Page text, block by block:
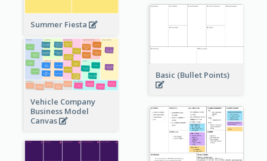
Summer Fiesta
Basic (Bullet Points)
Vehicle Company
Business Model
Canvas